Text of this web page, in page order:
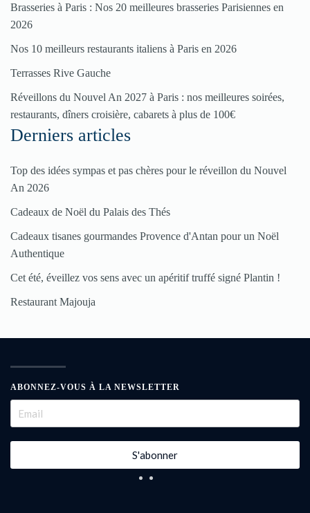
enregistrer
restaurant
ici
Brasseries à Paris : Nos 20 meilleures brasseries Parisiennes en
2026
Nos 10 meilleurs restaurants italiens à Paris en 2026
Terrasses Rive Gauche
Réveillons du Nouvel An 2027 à Paris : nos meilleures soirées,
restaurants, dîners croisière, cabarets à plus de 100€
Derniers articles
Top des idées sympas et pas chères pour le réveillon du Nouvel
An 2026
Cadeaux de Noël du Palais des Thés
Cadeaux tisanes gourmandes Provence d'Antan pour un Noël
Authentique
Cet été, éveillez vos sens avec un apéritif truffé signé Plantin !
Restaurant Majouja
ABONNEZ-VOUS À LA NEWSLETTER
S'abonner